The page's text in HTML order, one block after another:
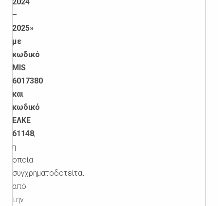
–
2025»
με
κωδικό
MIS
6017380
και
κωδικό
ΕΛΚΕ
61148,
η
οποία
συγχρηματοδοτείται
από
την